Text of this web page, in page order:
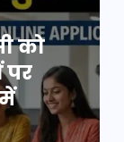
को
पर